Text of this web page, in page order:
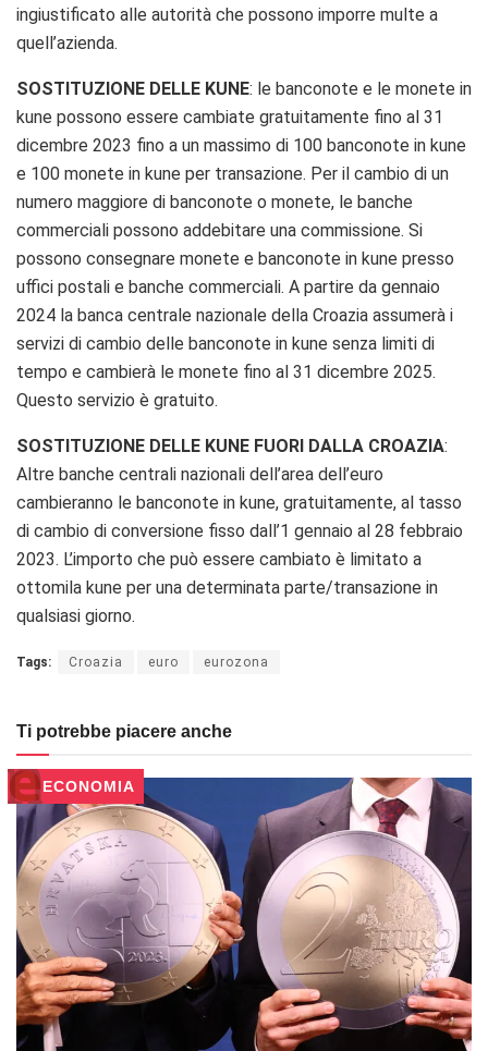
ingiustificato alle autorità che possono imporre multe a
quell’azienda.
SOSTITUZIONE DELLE KUNE: le banconote e le monete in
kune possono essere cambiate gratuitamente fino al 31
dicembre 2023 fino a un massimo di 100 banconote in kune
e 100 monete in kune per transazione. Per il cambio di un
numero maggiore di banconote o monete, le banche
commerciali possono addebitare una commissione. Si
possono consegnare monete e banconote in kune presso
uffici postali e banche commerciali. A partire da gennaio
2024 la banca centrale nazionale della Croazia assumerà i
servizi di cambio delle banconote in kune senza limiti di
tempo e cambierà le monete fino al 31 dicembre 2025.
Questo servizio è gratuito.
SOSTITUZIONE DELLE KUNE FUORI DALLA CROAZIA:
Altre banche centrali nazionali dell’area dell’euro
cambieranno le banconote in kune, gratuitamente, al tasso
di cambio di conversione fisso dall’1 gennaio al 28 febbraio
2023. L’importo che può essere cambiato è limitato a
ottomila kune per una determinata parte/transazione in
qualsiasi giorno.
Tags: Croazia euro eurozona
Ti potrebbe piacere anche
ECONOMIA